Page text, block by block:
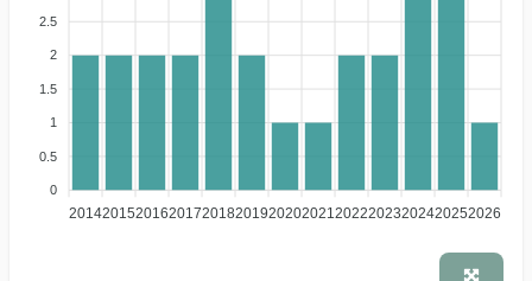
2.5
2
1.5
1
0.5
0
2014201520162017201820192020202120222023202420252026